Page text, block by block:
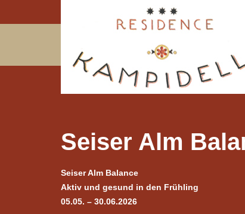
Seiser Alm
Seiser Alm Balance
Aktiv und gesund in den Frühling
05.05. – 30.06.2026